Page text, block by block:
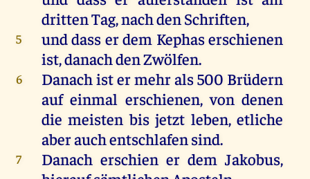
drittenTag,nachdenSchriften,
5 unddass erdem Kephaserschienen
ist,danachdenZwölfen.
6 Danachistermehrals500 Brüdern
auf einmal erschienen,von denen
die meisten bis jetzt leben,etliche
aberauchentschlafensind.
7 Danach erschien er dem Jakobus,